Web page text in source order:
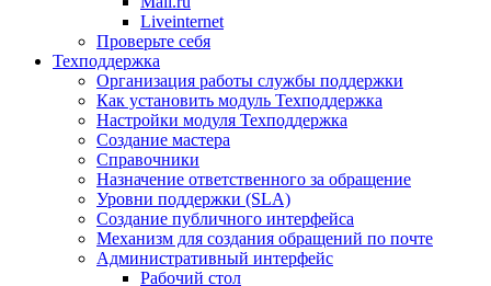
Liveinternet
Проверьте себя
Техподдержка
Организация работы службы поддержки
Как установить модуль Техподдержка
Настройки модуля Техподдержка
Создание мастера
Справочники
Назначение ответственного за обращение
Уровни поддержки (SLA)
Создание публичного интерфейса
Механизм для создания обращений по почте
Административный интерфейс
Рабочий стол